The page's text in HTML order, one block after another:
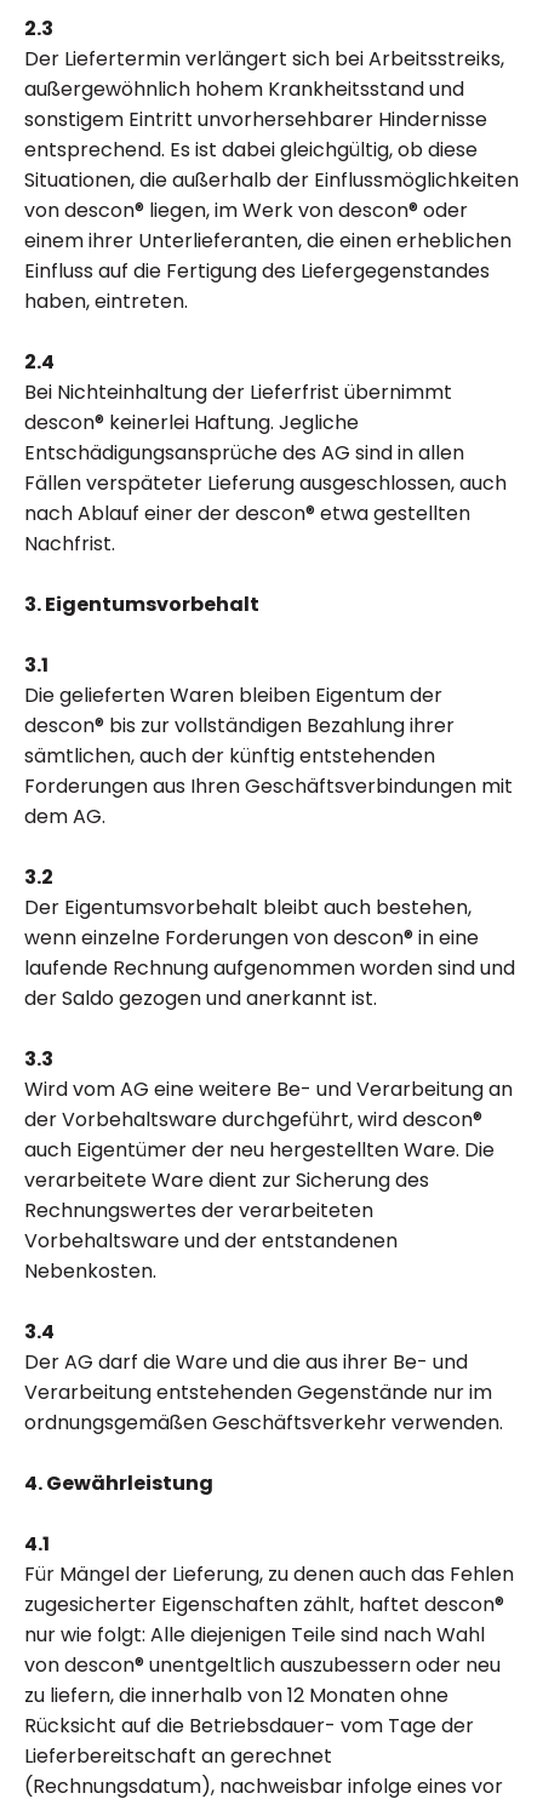
2.3
Der Liefertermin verlängert sich bei Arbeitsstreiks,
außergewöhnlich hohem Krankheitsstand und
sonstigem Eintritt unvorhersehbarer Hindernisse
entsprechend. Es ist dabei gleichgültig, ob diese
Situationen, die außerhalb der Einflussmöglichkeiten
von descon® liegen, im Werk von descon® oder
einem ihrer Unterlieferanten, die einen erheblichen
Einfluss auf die Fertigung des Liefergegenstandes
haben, eintreten.
2.4
Bei Nichteinhaltung der Lieferfrist übernimmt
descon® keinerlei Haftung. Jegliche
Entschädigungsansprüche des AG sind in allen
Fällen verspäteter Lieferung ausgeschlossen, auch
nach Ablauf einer der descon® etwa gestellten
Nachfrist.
3. Eigentumsvorbehalt
3.1
Die gelieferten Waren bleiben Eigentum der
descon® bis zur vollständigen Bezahlung ihrer
sämtlichen, auch der künftig entstehenden
Forderungen aus Ihren Geschäftsverbindungen mit
dem AG.
3.2
Der Eigentumsvorbehalt bleibt auch bestehen,
wenn einzelne Forderungen von descon® in eine
laufende Rechnung aufgenommen worden sind und
der Saldo gezogen und anerkannt ist.
3.3
Wird vom AG eine weitere Be- und Verarbeitung an
der Vorbehaltsware durchgeführt, wird descon®
auch Eigentümer der neu hergestellten Ware. Die
verarbeitete Ware dient zur Sicherung des
Rechnungswertes der verarbeiteten
Vorbehaltsware und der entstandenen
Nebenkosten.
3.4
Der AG darf die Ware und die aus ihrer Be- und
Verarbeitung entstehenden Gegenstände nur im
ordnungsgemäßen Geschäftsverkehr verwenden.
4. Gewährleistung
4.1
Für Mängel der Lieferung, zu denen auch das Fehlen
zugesicherter Eigenschaften zählt, haftet descon®
nur wie folgt: Alle diejenigen Teile sind nach Wahl
von descon® unentgeltlich auszubessern oder neu
zu liefern, die innerhalb von 12 Monaten ohne
Rücksicht auf die Betriebsdauer- vom Tage der
Lieferbereitschaft an gerechnet
(Rechnungsdatum), nachweisbar infolge eines vor